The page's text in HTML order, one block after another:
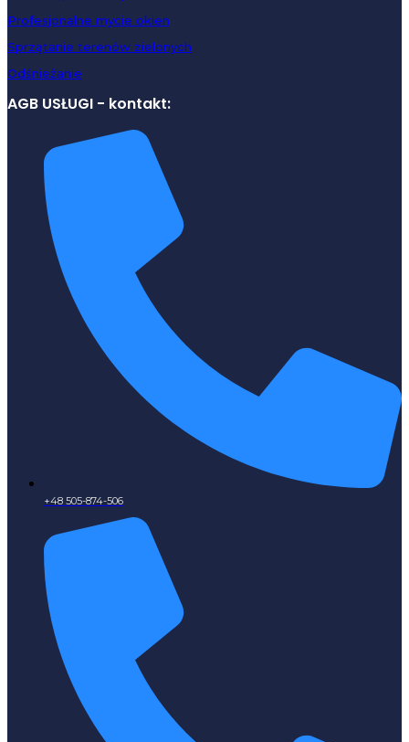
Profesjonalne mycie okien
Sprzątanie terenów zielonych
Odśnieżanie
AGB USŁUGI - kontakt:
+48 505-874-506